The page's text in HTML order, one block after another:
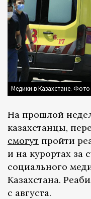
Медики в Казахстане.
На прошлой
казахстанцы,
смогут пройти
и на курортах за
социального
Казахстана.
с августа.